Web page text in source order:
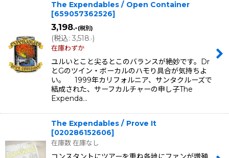
The Expendables / Open Container
[659057362526]
3,198.-(税別)
(税込: 3,518.-)
在庫わずか
ユルいとこと尖るとこのバランスが絶妙です。Dr
とGのツイン・ボーカルのハモり具合が気持ちよ
い。 1999年カリフォルニア、サンタクルーズで
結成された、サーフカルチャーの申し子The
Expenda…
The Expendables / Prove It
[020286152606]
在庫数 在庫なし